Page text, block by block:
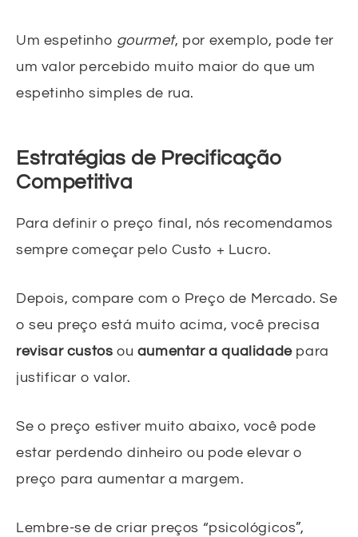
Um espetinho gourmet, por exemplo, pode ter
um valor percebido muito maior do que um
espetinho simples de rua.
Estratégias de Precificação
Competitiva
Para definir o preço final, nós recomendamos
sempre começar pelo Custo + Lucro.
Depois, compare com o Preço de Mercado. Se
o seu preço está muito acima, você precisa
revisar custos ou aumentar a qualidadepara
justificar o valor.
Se o preço estiver muito abaixo, você pode
estar perdendo dinheiro ou pode elevar o
preço para aumentar a margem.
Lembre-se de criar preços “psicológicos”,